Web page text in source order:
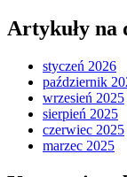
Artykuły na
styczeń 2026
październik
wrzesień 2025
sierpień 2025
czerwiec 2025
marzec 2025